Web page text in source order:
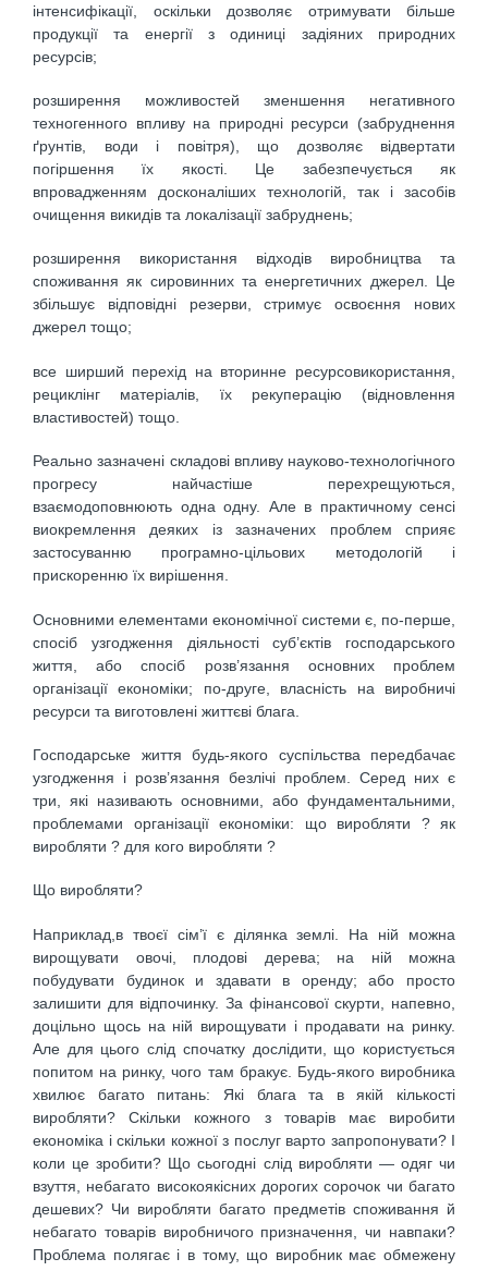
інтенсифікації, оскільки дозволяє отримувати більше
продукції та енергії з одиниці задіяних природних
ресурсів;
розширення можливостей зменшення негативного
техногенного впливу на природні ресурси (забруднення
ґрунтів, води і повітря), що дозволяє відвертати
погіршення їх якості. Це забезпечується як
впровадженням досконаліших технологій, так і засобів
очищення викидів та локалізації забруднень;
розширення використання відходів виробництва та
споживання як сировинних та енергетичних джерел. Це
збільшує відповідні резерви, стримує освоєння нових
джерел тощо;
все ширший перехід на вторинне ресурсовикористання,
рециклінг матеріалів, їх рекуперацію (відновлення
властивостей) тощо.
Реально зазначені складові впливу науково-технологічного
прогресу найчастіше перехрещуються,
взаємодоповнюють одна одну. Але в практичному сенсі
виокремлення деяких із зазначених проблем сприяє
застосуванню програмно-цільових методологій і
прискоренню їх вирішення.
Основними елементами економічної системи є, по-перше,
спосіб узгодження діяльності суб’єктів господарського
життя, або спосіб розв’язання основних проблем
організації економіки; по-друге, власність на виробничі
ресурси та виготовлені життєві блага.
Господарське життя будь-якого суспільства передбачає
узгодження і розв’язання безлічі проблем. Серед них є
три, які називають основними, або фундаментальними,
проблемами організації економіки: що виробляти ? як
виробляти ? для кого виробляти ?
Що виробляти?
Наприклад,в твоєї сім’ї є ділянка землі. На ній можна
вирощувати овочі, плодові дерева; на ній можна
побудувати будинок и здавати в оренду; або просто
залишити для відпочинку. За фінансової скурти, напевно,
доцільно щось на ній вирощувати і продавати на ринку.
Але для цього слід спочатку дослідити, що користується
попитом на ринку, чого там бракує. Будь-якого виробника
хвилює багато питань: Які блага та в якій кількості
виробляти? Скільки кожного з товарів має виробити
економіка і скільки кожної з послуг варто запропонувати? І
коли це зробити? Що сьогодні слід виробляти — одяг чи
взуття, небагато високоякісних дорогих сорочок чи багато
дешевих? Чи виробляти багато предметів споживання й
небагато товарів виробничого призначення, чи навпаки?
Проблема полягає і в тому, що виробник має обмежену